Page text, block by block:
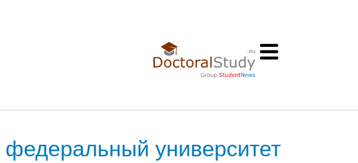
университет